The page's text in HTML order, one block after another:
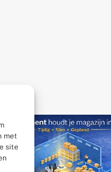
met
site